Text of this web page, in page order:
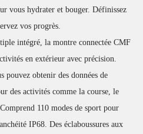
vous hydrater et bouger. Définissez
vos progrès.
intégré, la montre connectée CMF
en extérieur avec précision.
pouvez obtenir des données de
des activités comme la course, le
110 modes de sport pour
IP68. Des éclaboussures aux